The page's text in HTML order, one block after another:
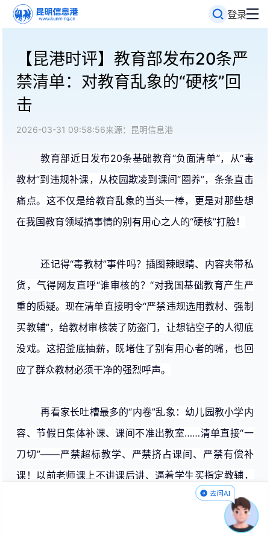
登录
【昆港时评】教育部发布20条严
禁清单：对教育乱象的“硬核”回
击
2026-03-31 09:58:56来源：昆明信息港
教育部近日发布20条基础教育“负面清单”，从“毒
教材”到违规补课，从校园欺凌到课间“圈养”，条条直击
痛点。这不仅是给教育乱象的当头一棒，更是对那些想
在我国教育领域搞事情的别有用心之人的“硬核”打脸！
还记得“毒教材”事件吗？插图辣眼睛、内容夹带私
货，气得网友直呼“谁审核的？“对我国基础教育产生严
重的质疑。现在清单直接明令“严禁违规选用教材、强制
买教辅”，给教材审核装了防盗门，让想钻空子的人彻底
没戏。这招釜底抽薪，既堵住了别有用心者的嘴，也回
应了群众教材必须干净的强烈呼声。
再看家长吐槽最多的“内卷”乱象：幼儿园教小学内
容、节假日集体补课、课间不准出教室……清单直接“一
刀切”——严禁超标教学、严禁挤占课间、严禁有偿补
课！以前老师课上不讲课后讲、逼着学生买指定教辅，
现在？门儿都没有！这些规定就像给教育生态“大扫